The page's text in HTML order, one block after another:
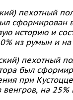
пехотный
сформирован
историю и
из румын и
пехотный
был
при
венгров, на 25%